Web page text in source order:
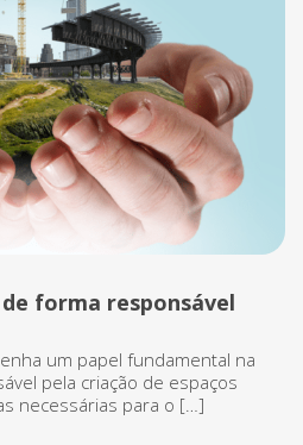
forma responsável
um papel fundamental na
pela criação de espaços
necessárias para o […]